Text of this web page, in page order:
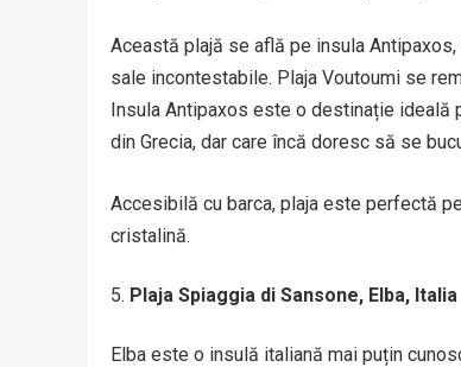
Această plajă se află pe insula
sale incontestabile. Plaja Voutoumi se
Insula Antipaxos este o destinație ideală
din Grecia, dar care încă doresc să se
Accesibilă cu barca, plaja este perfectă
cristalină.
Plaja Spiaggia di Sansone, Elba, Italia
Elba este o insulă italiană mai puțin